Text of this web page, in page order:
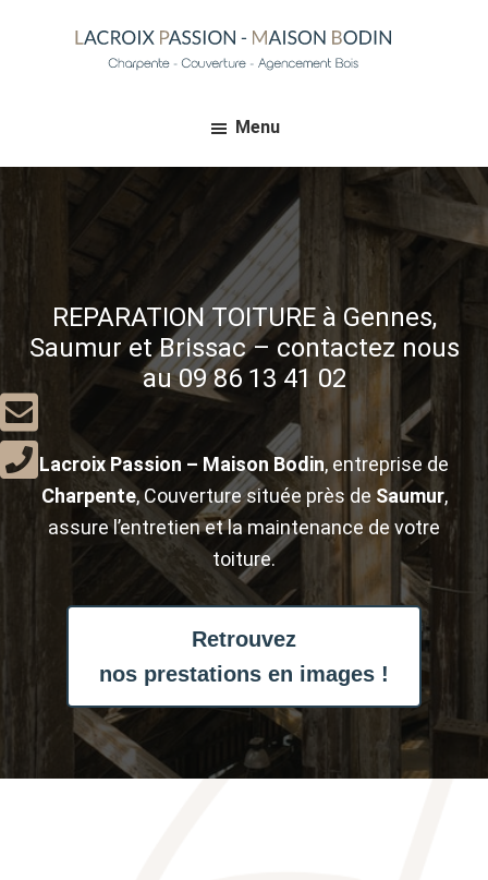
Bodin
et
couverture
à
Loire
Menu
REPARATION TOITURE à Gennes,
Saumur et Brissac – contactez nous
au 09 86 13 41 02
Lacroix Passion – Maison Bodin, entreprise de
Charpente, Couverture située près de Saumur,
assure l’entretien et la maintenance de votre
toiture.
Retrouvez
nos prestations en images !